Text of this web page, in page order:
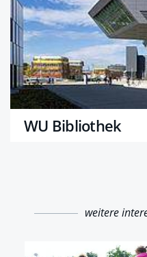
WU Bibliothek
weitere